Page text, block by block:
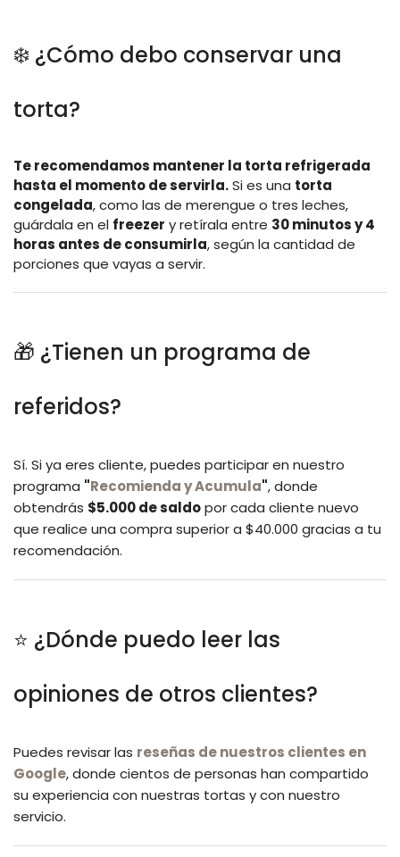
❄️ ¿Cómo debo conservar una
torta?
Te recomendamos mantener la torta refrigerada
hasta el momento de servirla.Si es una torta
congelada, como las de merengue o tres leches,
guárdala en el freezer y retírala entre 30 minutos y 4
horas antes de consumirla, según la cantidad de
porciones que vayas a servir.
🎁 ¿Tienen un programa de
referidos?
Sí. Si ya eres cliente, puedes participar en nuestro
programa "Recomienda y Acumula", donde
obtendrás $5.000 de saldopor cada cliente nuevo
que realice una compra superior a $40.000 gracias a tu
recomendación.
⭐ ¿Dónde puedo leer las
opiniones de otros clientes?
Puedes revisar las reseñas de nuestros clientes en
Google, donde cientos de personas han compartido
su experiencia con nuestras tortas y con nuestro
servicio.